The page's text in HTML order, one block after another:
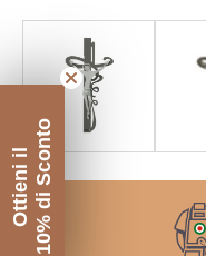
Galleria
contenuti
multimediali
Ottieni il10% di Sconto